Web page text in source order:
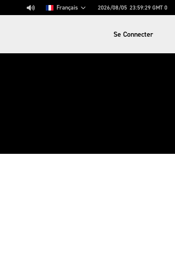
Français 2026/08/05 23:59:30 GMT 0
Se Connecter